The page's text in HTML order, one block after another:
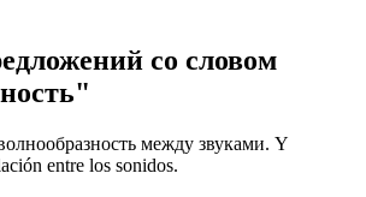
со словом
между звуками. Y
entre los sonidos.